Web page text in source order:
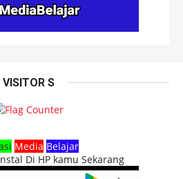
VISITOR S
Media Belajar
Di HP kamu Sekarang